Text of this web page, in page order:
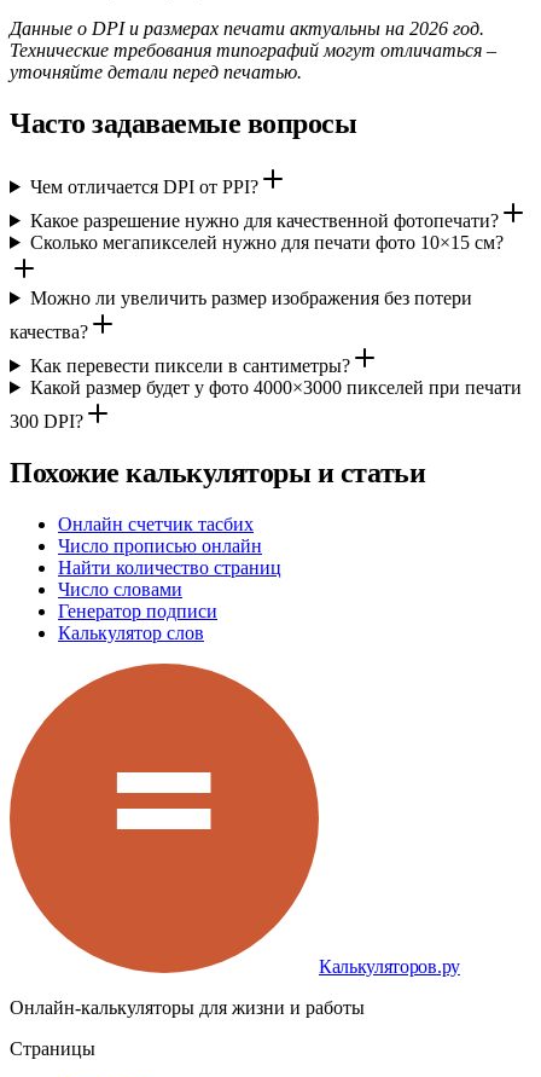
Данные о DPI и размерах печати актуальны на 2026 год.
Технические требования типографий могут отличаться –
уточняйте детали перед печатью.
Часто задаваемые вопросы
Чем отличается DPI от PPI?
Какое разрешение нужно для качественной фотопечати?
Сколько мегапикселей нужно для печати фото 10×15 см?
Можно ли увеличить размер изображения без потери
качества?
Как перевести пиксели в сантиметры?
Какой размер будет у фото 4000×3000 пикселей при печати
300 DPI?
Похожие калькуляторы и статьи
Онлайн счетчик тасбих
Число прописью онлайн
Найти количество страниц
Число словами
Генератор подписи
Калькулятор слов
Калькуляторов.ру
Онлайн-калькуляторы для жизни и работы
Страницы